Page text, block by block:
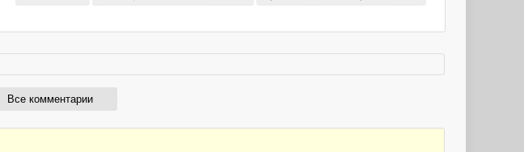
Все комментарии